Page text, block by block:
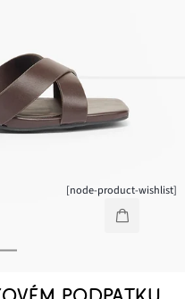
[node-product-wishlist]